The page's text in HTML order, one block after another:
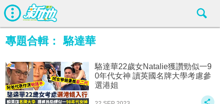
專題合輯： 駱達華
駱達華22歲女Natalie獲讚勁似一9
0年代女神 讀英國名牌大學考慮參
選港姐